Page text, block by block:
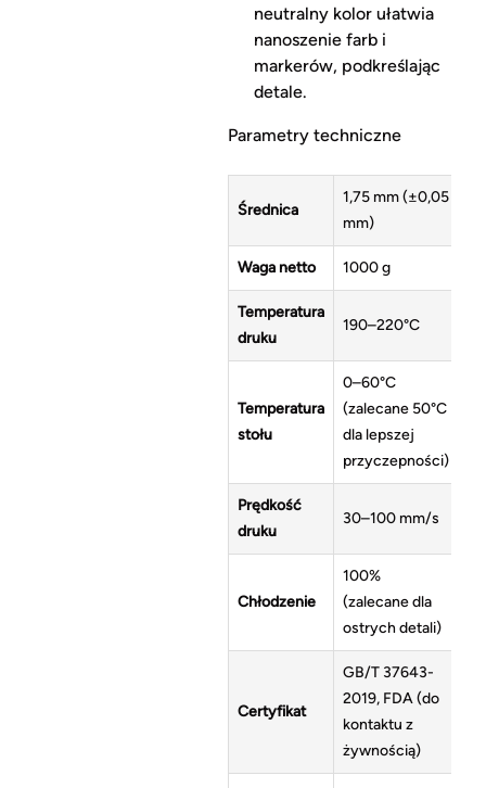
neutralny kolor ułatwia
nanoszenie farb i
markerów, podkreślając
detale.
Parametry techniczne
Średnica
1,75 mm (±0,05
mm)
Waga netto 1000 g
Temperatura
druku
190–220°C
Temperatura
stołu
0–60°C
(zalecane 50°C
dla lepszej
przyczepności)
Prędkość
druku
30–100 mm/s
Chłodzenie
100%
(zalecane dla
ostrych detali)
Certyfikat
GB/T 37643-
2019, FDA (do
kontaktu z
żywnością)